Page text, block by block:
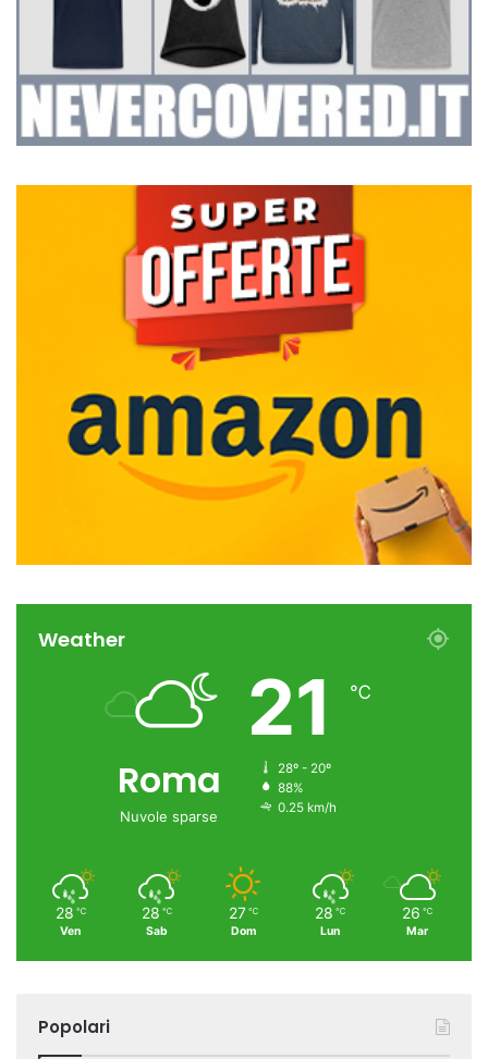
Weather
Roma
Nuvole sparse
21 ℃
28º - 20º
88%
0.25 km/h
28 ℃
Ven
28 ℃
Sab
27 ℃
Dom
28 ℃
Lun
26 ℃
Mar
Popolari